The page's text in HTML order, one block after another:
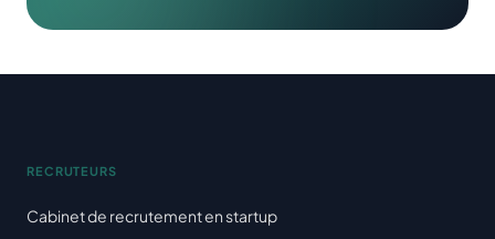
RECRUTEURS
Cabinet de recrutement en startup